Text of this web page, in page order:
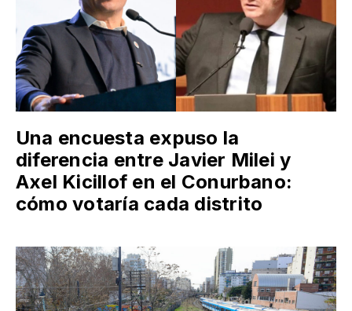
Una encuesta expuso la
diferencia entre Javier Milei y
Axel Kicillof en el Conurbano:
cómo votaría cada distrito